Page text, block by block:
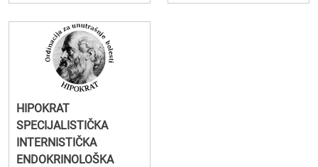
HIPOKRAT
SPECIJALISTIČKA
INTERNISTIČKA
ENDOKRINOLOŠKA